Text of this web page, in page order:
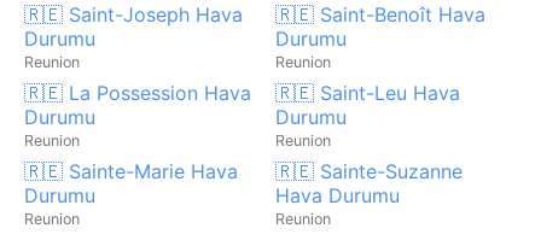
🇷🇪 Saint-Joseph Hava
Durumu
Reunion
🇷🇪 Saint-Benoît Hava
Durumu
Reunion
🇷🇪 La Possession Hava
Durumu
Reunion
🇷🇪 Saint-Leu Hava
Durumu
Reunion
🇷🇪 Sainte-Marie Hava
Durumu
Reunion
🇷🇪 Sainte-Suzanne
Hava Durumu
Reunion